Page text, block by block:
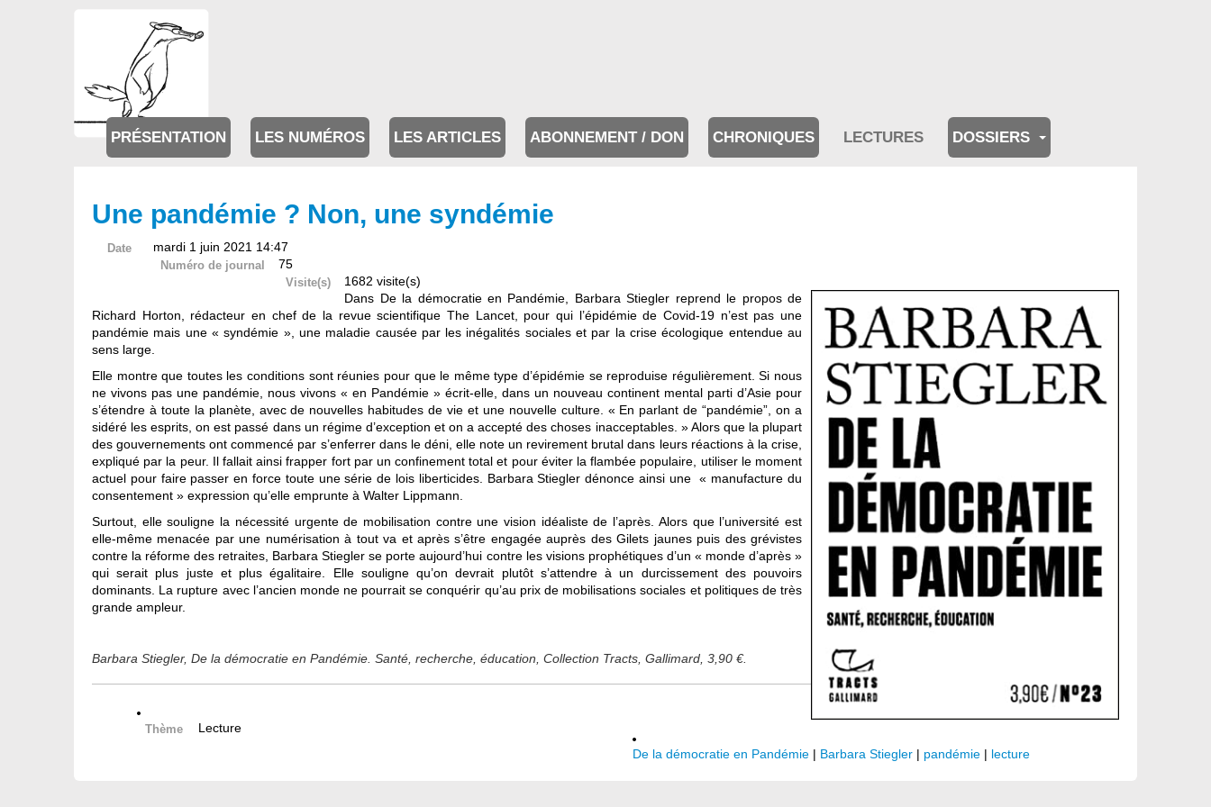
PRÉSENTATION LES NUMÉROS LES ARTICLES ABONNEMENT / DON CHRONIQUES LECTURES DOSSIERS
Une pandémie ? Non, une syndémie
Date mardi 1 juin 2021 14:47
Numéro de journal 75
Visite(s)
1682 visite(s)
Dans De la démocratie en Pandémie, Barbara Stiegler reprend le propos de
Richard Horton, rédacteur en chef de la revue scientifique The Lancet, pour qui l’épidémie de Covid-19 n’est pas une
pandémie mais une « syndémie », une maladie causée par les inégalités sociales et par la crise écologique entendue au
sens large.
Elle montre que toutes les conditions sont réunies pour que le même type d’épidémie se reproduise régulièrement. Si nous
ne vivons pas une pandémie, nous vivons « en Pandémie » écrit-elle, dans un nouveau continent mental parti d’Asie pour
s’étendre à toute la planète, avec de nouvelles habitudes de vie et une nouvelle culture. « En parlant de “pandémie”, on a
sidéré les esprits, on est passé dans un régime d’exception et on a accepté des choses inacceptables. » Alors que la plupart
des gouvernements ont commencé par s’enferrer dans le déni, elle note un revirement brutal dans leurs réactions à la crise,
expliqué par la peur. Il fallait ainsi frapper fort par un confinement total et pour éviter la flambée populaire, utiliser le moment
actuel pour faire passer en force toute une série de lois liberticides. Barbara Stiegler dénonce ainsi une « manufacture du
consentement » expression qu’elle emprunte à Walter Lippmann.
Surtout, elle souligne la nécessité urgente de mobilisation contre une vision idéaliste de l’après. Alors que l’université est
elle-même menacée par une numérisation à tout va et après s’être engagée auprès des Gilets jaunes puis des grévistes
contre la réforme des retraites, Barbara Stiegler se porte aujourd’hui contre les visions prophétiques d’un « monde d’après »
qui serait plus juste et plus égalitaire. Elle souligne qu’on devrait plutôt s’attendre à un durcissement des pouvoirs
dominants. La rupture avec l’ancien monde ne pourrait se conquérir qu’au prix de mobilisations sociales et politiques de très
grande ampleur.
Barbara Stiegler, De la démocratie en Pandémie. Santé, recherche, éducation, Collection Tracts, Gallimard, 3,90 €.
Thème
Lecture
De la démocratie en Pandémie | Barbara Stiegler | pandémie | lecture